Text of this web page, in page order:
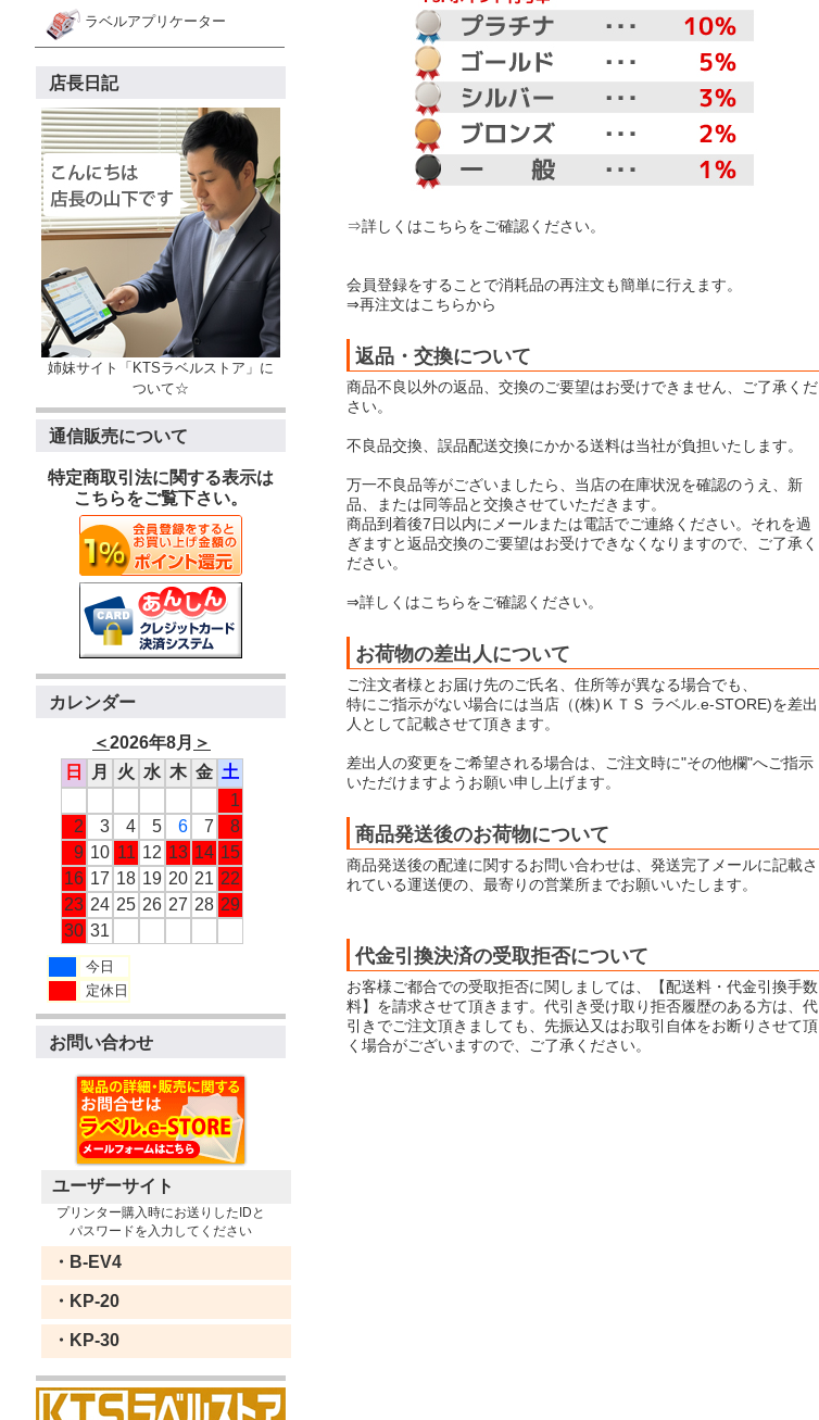
ラベルアプリケーター
店長日記
姉妹サイト「KTSラベルストア」に
ついて☆
通信販売について
特定商取引法に関する表示は
こちらをご覧下さい。
カレンダー
＜2026年8月 ＞
日
月 火 水 木 金 土
1
2
3 4 5 6 7
8
9 10 11 12 13 14 15
16 17 18 19 20 21 22
23 24 25 26 27 28 29
30 31
今日
定休日
お問い合わせ
ユーザーサイト
プリンター購入時にお送りしたIDと
パスワードを入力してください
・B-EV4
・KP-20
・KP-30
⇒詳しくはこちらをご確認ください。
会員登録をすることで消耗品の再注文も簡単に行えます。
⇒再注文はこちらから
返品・交換について
商品不良以外の返品、交換のご要望はお受けできません、ご了承くだ
さい。
不良品交換、誤品配送交換にかかる送料は当社が負担いたします。
万一不良品等がございましたら、当店の在庫状況を確認のうえ、新
品、または同等品と交換させていただきます。
商品到着後7日以内にメールまたは電話でご連絡ください。それを過
ぎますと返品交換のご要望はお受けできなくなりますので、ご了承く
ださい。
⇒詳しくはこちらをご確認ください。
お荷物の差出人について
ご注文者様とお届け先のご氏名、住所等が異なる場合でも、
特にご指示がない場合には当店（(株)ＫＴＳ ラベル.e-STORE)を差出
人として記載させて頂きます。
差出人の変更をご希望される場合は、ご注文時に"その他欄"へご指示
いただけますようお願い申し上げます。
商品発送後のお荷物について
商品発送後の配達に関するお問い合わせは、発送完了メールに記載さ
れている運送便の、最寄りの営業所までお願いいたします。
代金引換決済の受取拒否について
お客様ご都合での受取拒否に関しましては、【配送料・代金引換手数
料】を請求させて頂きます。代引き受け取り拒否履歴のある方は、代
引きでご注文頂きましても、先振込又はお取引自体をお断りさせて頂
く場合がございますので、ご了承ください。